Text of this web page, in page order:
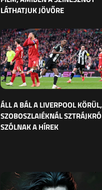
LÁTHATJUK JÖVŐRE
ÁLL A BÁL A LIVERPOOL KÖRÜL,
SZOBOSZLAIÉKNÁL
SZÓLNAK A HÍREK